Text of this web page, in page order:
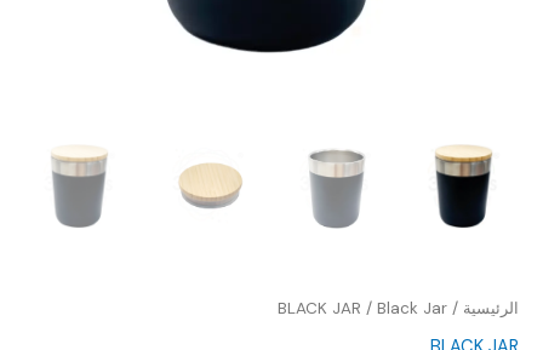
الرئيسية /
BLACK JAR / Black Jar